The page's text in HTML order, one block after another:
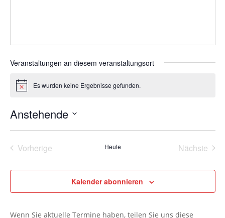
Veranstaltungen an diesem veranstaltungsort
HinweisEs wurden keine Ergebnisse gefunden.
Anstehende
Vorherige
Heute
Nächste
Kalender abonnieren
Wenn Sie aktuelle Termine haben, teilen Sie uns diese